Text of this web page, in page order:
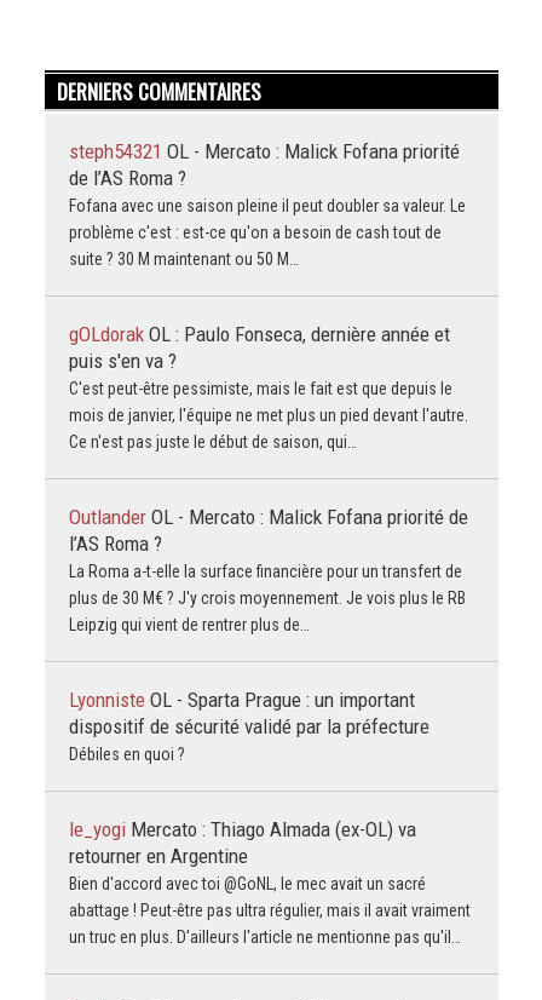
DERNIERS COMMENTAIRES
steph54321 OL - Mercato : Malick Fofana priorité
de l’AS Roma ?
Fofana avec une saison pleine il peut doubler sa valeur. Le
problème c'est : est-ce qu'on a besoin de cash tout de
suite ? 30 M maintenant ou 50 M…
gOLdorak OL : Paulo Fonseca, dernière année et
puis s'en va ?
C'est peut-être pessimiste, mais le fait est que depuis le
mois de janvier, l'équipe ne met plus un pied devant l'autre.
Ce n'est pas juste le début de saison, qui…
Outlander OL - Mercato : Malick Fofana priorité de
l’AS Roma ?
La Roma a-t-elle la surface financière pour un transfert de
plus de 30 M€ ? J'y crois moyennement. Je vois plus le RB
Leipzig qui vient de rentrer plus de…
Lyonniste OL - Sparta Prague : un important
dispositif de sécurité validé par la préfecture
Débiles en quoi ?
le_yogi Mercato : Thiago Almada (ex-OL) va
retourner en Argentine
Bien d'accord avec toi @GoNL, le mec avait un sacré
abattage ! Peut-être pas ultra régulier, mais il avait vraiment
un truc en plus. D'ailleurs l'article ne mentionne pas qu'il…